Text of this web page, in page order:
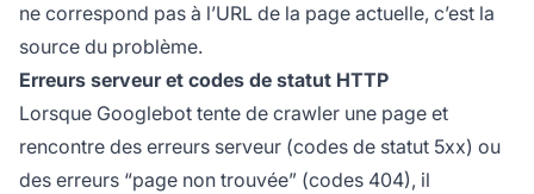
ne correspond pas à l’URL de la page actuelle, c’est la
source du problème.
Erreurs serveur et codes de statut HTTP
Lorsque Googlebot tente de crawler une page et
rencontre des erreurs serveur (codes de statut 5xx) ou
des erreurs “page non trouvée” (codes 404), il